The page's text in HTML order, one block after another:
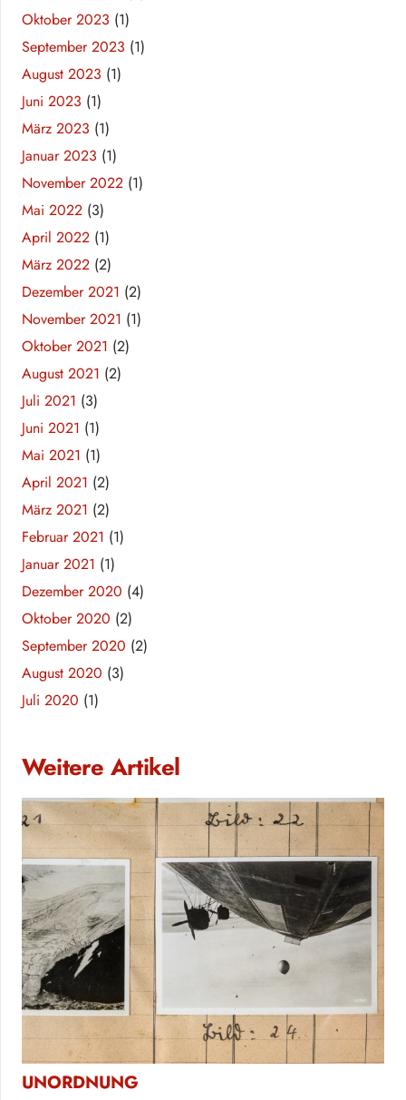
Oktober 2023 (1)
September 2023 (1)
August 2023 (1)
Juni 2023 (1)
März 2023 (1)
Januar 2023 (1)
November 2022 (1)
Mai 2022 (3)
April 2022 (1)
März 2022 (2)
Dezember 2021 (2)
November 2021 (1)
Oktober 2021 (2)
August 2021 (2)
Juli 2021 (3)
Juni 2021 (1)
Mai 2021 (1)
April 2021 (2)
März 2021 (2)
Februar 2021 (1)
Januar 2021 (1)
Dezember 2020 (4)
Oktober 2020 (2)
September 2020 (2)
August 2020 (3)
Juli 2020 (1)
Weitere Artikel
UNORDNUNG